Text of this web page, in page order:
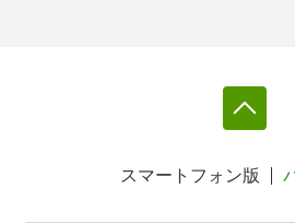
スマートフォン版